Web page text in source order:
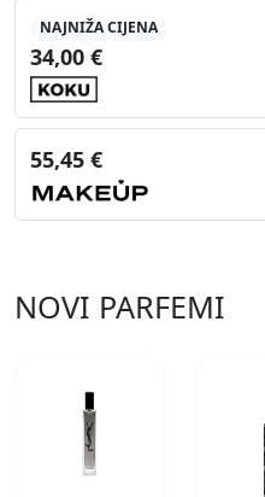
NAJNIŽA CIJENA
34,00 €
55,45 €
NOVI PARFEMI